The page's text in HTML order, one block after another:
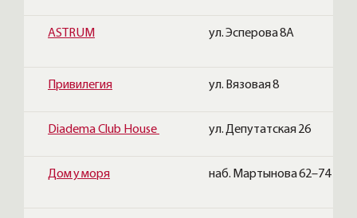
ASTRUM ул. Эсперова 8А
Привилегия ул. Вязовая 8
Diadema Club House ул. Депутатская 26
Дом у моря наб. Мартынова 62–74